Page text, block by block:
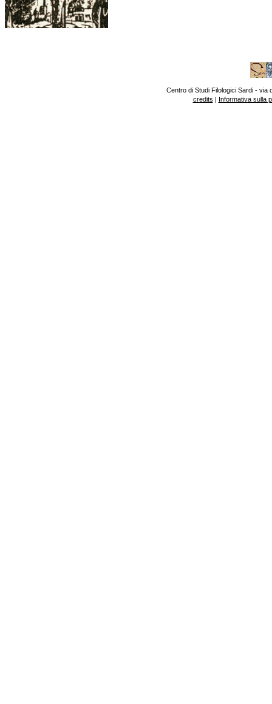
Centro di Studi Filologici Sardi - via
credits | Informativa sulla